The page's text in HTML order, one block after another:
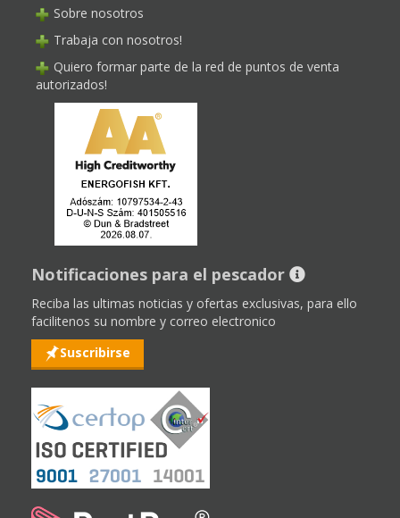
Sobre nosotros
Trabaja con nosotros!
Quiero formar parte de la red de puntos de venta
autorizados!
Notificaciones para el pescador
Reciba las ultimas noticias y ofertas exclusivas, para ello
facilitenos su nombre y correo electronico
Suscribirse